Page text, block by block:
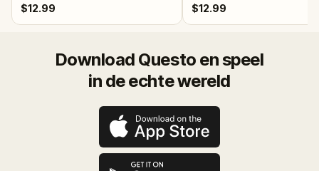
$12.99 $12.99
Download Questo en speel
in de echte wereld